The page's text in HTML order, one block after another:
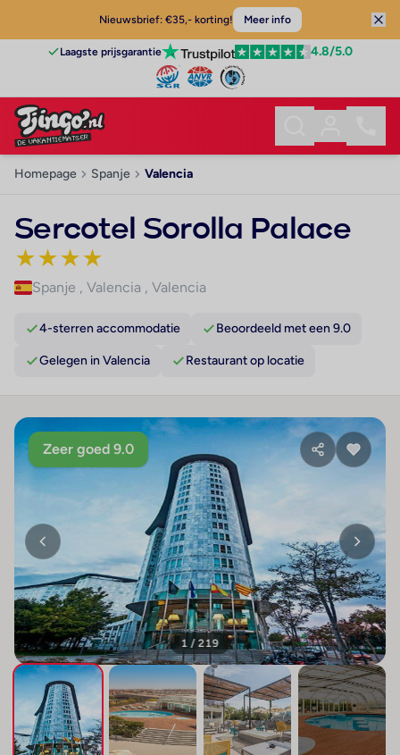
Nieuwsbrief: €35,- korting! Meer info
Laagste prijsgarantie 4.8/5.0
Homepage Spanje Valencia
Sercotel Sorolla Palace
★★★★
Spanje , Valencia , Valencia
4-sterren accommodatie Beoordeeld met een 9.0
Gelegen in Valencia Restaurant op locatie
Zeer goed 9.0
1 / 219